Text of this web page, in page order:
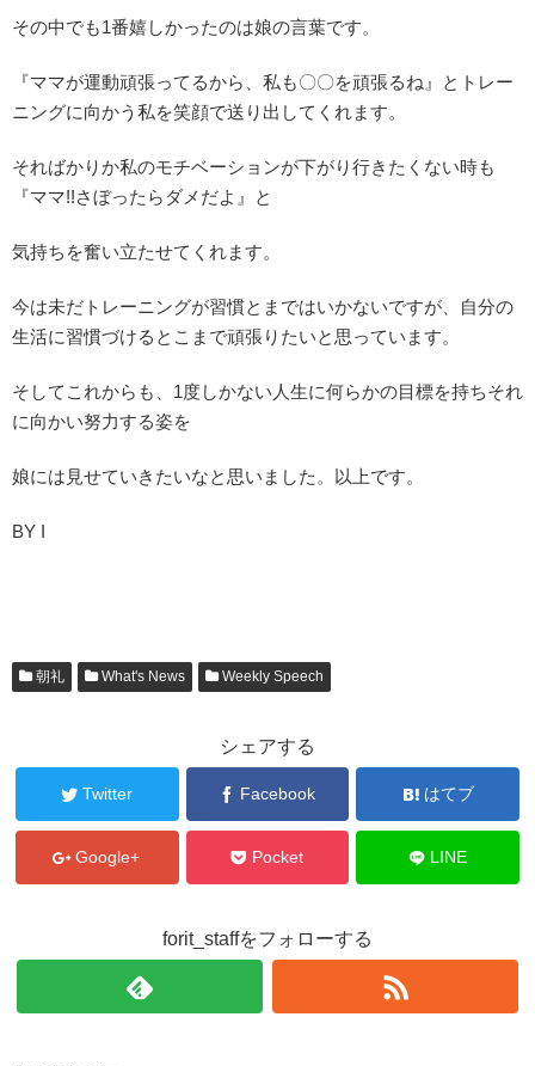
その中でも1番嬉しかったのは娘の言葉です。
『ママが運動頑張ってるから、私も〇〇を頑張るね』とトレー
ニングに向かう私を笑顔で送り出してくれます。
そればかりか私のモチベーションが下がり行きたくない時も
『ママ!!さぼったらダメだよ』と
気持ちを奮い立たせてくれます。
今は未だトレーニングが習慣とまではいかないですが、自分の
生活に習慣づけるとこまで頑張りたいと思っています。
そしてこれからも、1度しかない人生に何らかの目標を持ちそれ
に向かい努力する姿を
娘には見せていきたいなと思いました。以上です。
BY I
朝礼 What's News Weekly Speech
シェアする
Twitter Facebook はてブ
Google+ Pocket LINE
forit_staffをフォローする